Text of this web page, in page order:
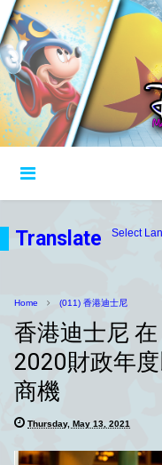
Translate Select
Home (011) 香港迪士尼
香港迪士尼 在
2020財政年
商機
Thursday, May 13, 2021